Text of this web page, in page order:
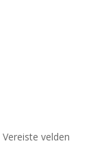
Vereiste velden